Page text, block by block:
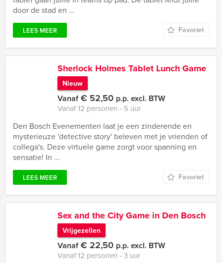
door de stad en ...
LEES MEER Favoriet
Sherlock Holmes Tablet Lunch Game
Nieuw
Vanaf€ 52,50 p.p. excl. BTW
Vanaf 12 personen ‐ 5 uur
Den Bosch Evenementen laat je een zinderende en
mysterieuze 'detective story' beleven met je vrienden of
collega's. Deze virtuele game zorgt voor spanning en
sensatie! In ...
LEES MEER Favoriet
Sex and the City Game in Den Bosch
Vrijgezellen
Vanaf€ 22,50 p.p. excl. BTW
Vanaf 12 personen ‐ 3 uur